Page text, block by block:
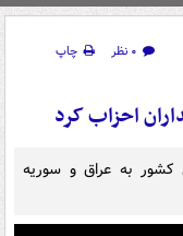
۰ نظر
چاپ
احزاب کرد
کشور به عراق و سوریه